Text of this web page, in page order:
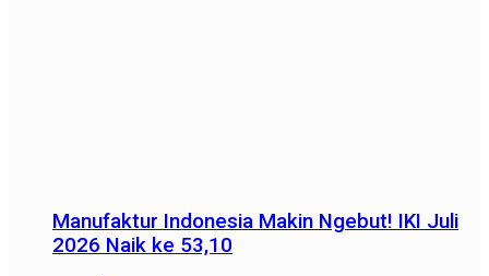
Manufaktur Indonesia Makin Ngebut! IKI Juli
2026 Naik ke 53,10